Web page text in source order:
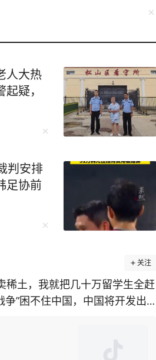
人大热
疑，
判安排
足协前
关注
稀土，我就把几十万留学生全赶
”困不住中国，中国将开发出自